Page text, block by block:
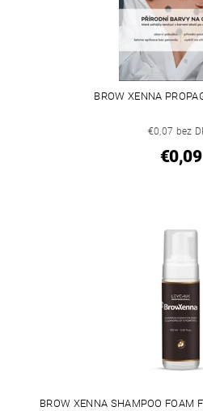
BROW XENNA
€0,07 bez
€0,09
BROW XENNA SHAMPOO FOAM